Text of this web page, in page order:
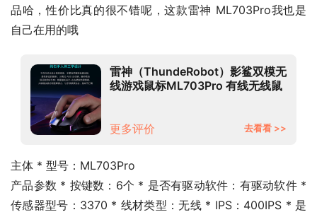
品哈，性价比真的很不错呢，这款雷神 ML703Pro我也是
自己在用的哦
雷神（ThundeRobot）影鲨双模无
线游戏鼠标ML703Pro 有线无线鼠
更多评价
去看看 >>
主体 * 型号：ML703Pro
产品参数 * 按键数：6个 * 是否有驱动软件：有驱动软件 *
传感器型号：3370 * 线材类型：无线 * IPS：400IPS * 是